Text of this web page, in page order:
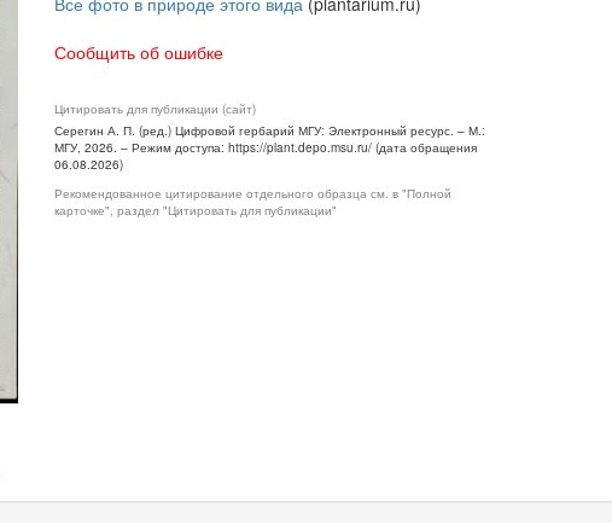
Сообщить об ошибке
Цитировать для публикации (сайт)
Серегин А. П. (ред.) Цифровой гербарий МГУ: Электронный ресурс. – М.:
МГУ, 2026. – Режим доступа: https://plant.depo.msu.ru/ (дата обращения
06.08.2026)
Рекомендованное цитирование отдельного образца см. в "Полной
карточке", раздел "Цитировать для публикации"